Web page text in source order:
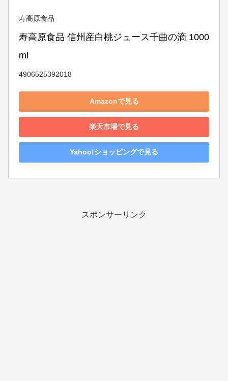
寿高原食品
寿高原食品 信州産白桃ジュース千曲の滴 1000
ml
4906525392018
Amazonで見る
楽天市場で見る
Yahoo!ショッピングで見る
スポンサーリンク